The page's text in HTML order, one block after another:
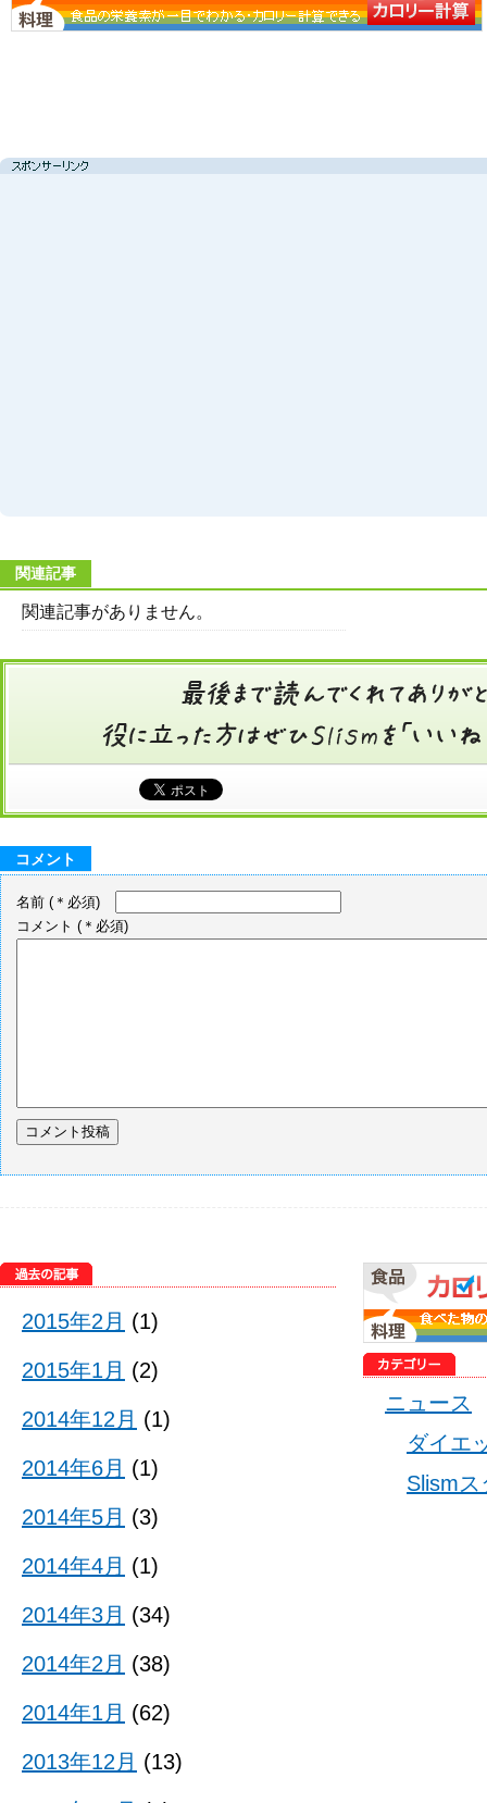
関連記事
関連記事がありません。
コメント
名前 (＊必須)
コメント (＊必須)
ニュース
ダイエ
Slism
2015年2月 (1)
2015年1月 (2)
2014年12月 (1)
2014年6月 (1)
2014年5月 (3)
2014年4月 (1)
2014年3月 (34)
2014年2月 (38)
2014年1月 (62)
2013年12月 (13)